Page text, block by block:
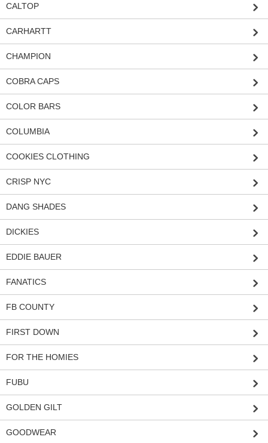
CALTOP
CARHARTT
CHAMPION
COBRA CAPS
COLOR BARS
COLUMBIA
COOKIES CLOTHING
CRISP NYC
DANG SHADES
DICKIES
EDDIE BAUER
FANATICS
FB COUNTY
FIRST DOWN
FOR THE HOMIES
FUBU
GOLDEN GILT
GOODWEAR